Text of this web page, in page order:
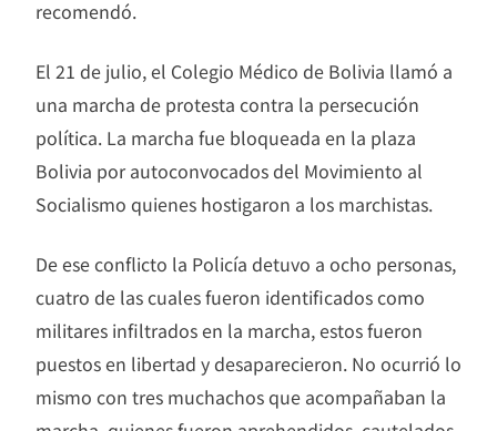
recomendó.
El 21 de julio, el Colegio Médico de Bolivia llamó a
una marcha de protesta contra la persecución
política. La marcha fue bloqueada en la plaza
Bolivia por autoconvocados del Movimiento al
Socialismo quienes hostigaron a los marchistas.
De ese conflicto la Policía detuvo a ocho personas,
cuatro de las cuales fueron identificados como
militares infiltrados en la marcha, estos fueron
puestos en libertad y desaparecieron. No ocurrió lo
mismo con tres muchachos que acompañaban la